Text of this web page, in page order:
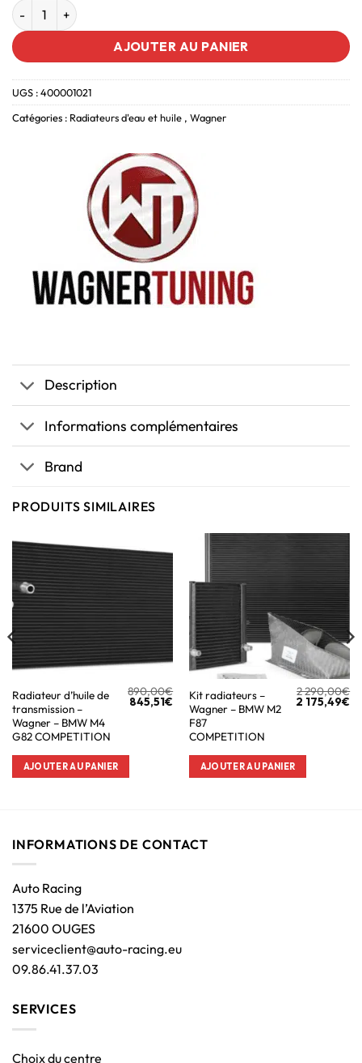
AJOUTER AU PANIER
UGS :400001021
Catégories : Radiateurs d'eau et huile , Wagner
Description
Informations complémentaires
Brand
PRODUITS SIMILAIRES
Radiateur d’huile de
transmission –
Wagner – BMW M4
G82 COMPETITION
890,00€
845,51€
AJOUTER AU PANIER
Kit radiateurs –
Wagner – BMW M2
F87
COMPETITION
2 290,00€
2 175,49€
AJOUTER AU PANIER
INFORMATIONS DE CONTACT
Auto Racing
1375 Rue de l’Aviation
21600 OUGES
serviceclient@auto-racing.eu
09.86.41.37.03
SERVICES
Choix du centre